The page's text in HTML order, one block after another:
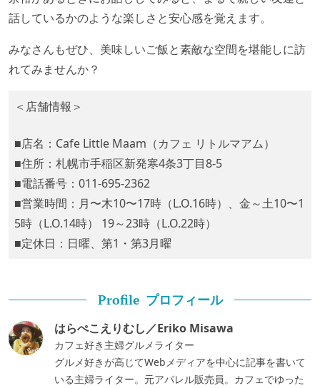
話しているかのような楽しさと安心感を覚えます。
みなさんもぜひ、美味しいご飯と素敵な空間を堪能しに訪
れてみませんか？
＜店舗情報＞
■店名：Cafe Little Maam（カフェ リトルマアム）
■住所：札幌市手稲区新発寒4条3丁目8-5
■電話番号：011-695-2362
■営業時間：月〜木10〜17時（L.O.16時）、金～土10〜1
5時（L.O.14時） 19～23時（L.O.22時）
■定休日：日曜、第1・第3月曜
Profile プロフィール
はらぺこえりむし／Eriko Misawa
カフェ好き主婦グルメライター
グルメ好きが高じてWebメディアを中心に記事を書いて
いる主婦ライター。元アパレル販売員。カフェでゆった